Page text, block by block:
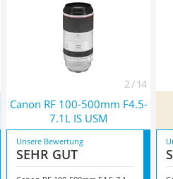
2 / 14
Canon RF 100-500mm F4.5-
7.1L IS USM
Unsere Bewertung
SEHR GUT